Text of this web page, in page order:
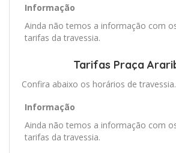
Informação
Ainda não temos a informação com
tarifas da travessia.
Tarifas Praça
Confira abaixo os horários de travessia.
Informação
Ainda não temos a informação com
tarifas da travessia.